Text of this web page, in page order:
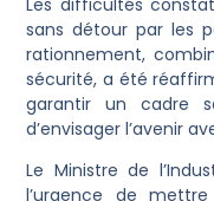
Les difficultés
sans détour par les
rationnement,
sécurité, a été
garantir un cadre
d’envisager l’avenir
Le Ministre de
l’urgence de